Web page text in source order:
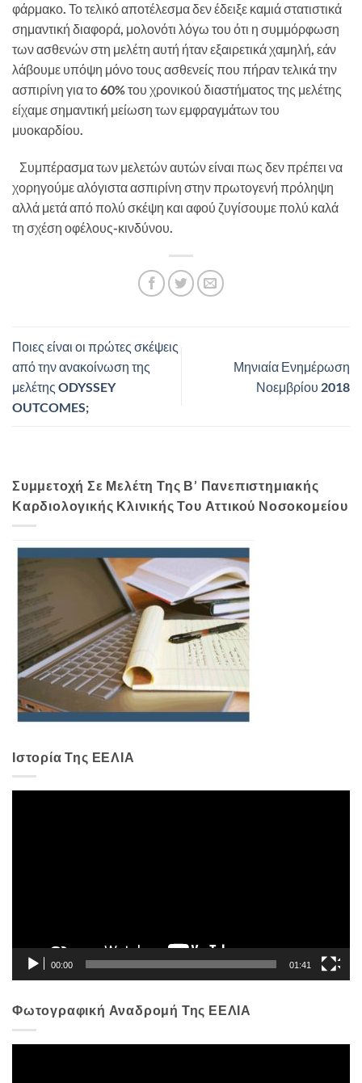
φάρμακο. Το τελικό αποτέλεσμα δεν έδειξε καμιά στατιστικά
σημαντική διαφορά, μολονότι λόγω του ότι η συμμόρφωση
των ασθενών στη μελέτη αυτή ήταν εξαιρετικά χαμηλή, εάν
λάβουμε υπόψη μόνο τους ασθενείς που πήραν τελικά την
ασπιρίνη για το 60% του χρονικού διαστήματος της μελέτης
είχαμε σημαντική μείωση των εμφραγμάτων του
μυοκαρδίου.
Συμπέρασμα των μελετών αυτών είναι πως δεν πρέπει να
χορηγούμε αλόγιστα ασπιρίνη στην πρωτογενή πρόληψη
αλλά μετά από πολύ σκέψη και αφού ζυγίσουμε πολύ καλά
τη σχέση οφέλους-κινδύνου.
Ποιες είναι οι πρώτες σκέψεις
από την ανακοίνωση της
μελέτης ODYSSEY
OUTCOMES;
Μηνιαία Ενημέρωση
Νοεμβρίου 2018
Συμμετοχή Σε Μελέτη Της Β’ Πανεπιστημιακής
Καρδιολογικής Κλινικής Του Αττικού Νοσοκομείου
Ιστορία Της ΕΕΛΙΑ
00:00 01:41
Φωτογραφική Αναδρομή Της ΕΕΛΙΑ